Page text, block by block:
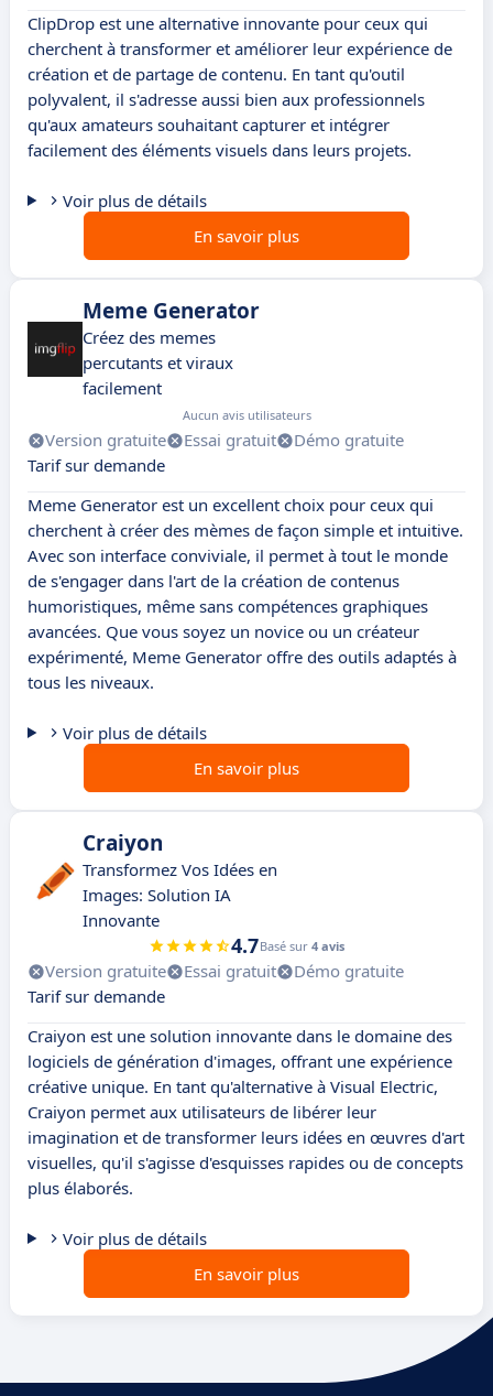
ClipDrop est une alternative innovante pour ceux qui
cherchent à transformer et améliorer leur expérience de
création et de partage de contenu. En tant qu'outil
polyvalent, il s'adresse aussi bien aux professionnels
qu'aux amateurs souhaitant capturer et intégrer
facilement des éléments visuels dans leurs projets.
Voir plus de détails
En savoir plus
Meme Generator
Créez des memes
percutants et viraux
facilement
Aucun avis utilisateurs
Version gratuite Essai gratuit
Démo gratuite
Tarif sur demande
Meme Generator est un excellent choix pour ceux qui
cherchent à créer des mèmes de façon simple et intuitive.
Avec son interface conviviale, il permet à tout le monde
de s'engager dans l'art de la création de contenus
humoristiques, même sans compétences graphiques
avancées. Que vous soyez un novice ou un créateur
expérimenté, Meme Generator offre des outils adaptés à
tous les niveaux.
Voir plus de détails
En savoir plus
Craiyon
Transformez Vos Idées en
Images: Solution IA
Innovante
4.7Basé sur 4 avis
Version gratuite Essai gratuit
Démo gratuite
Tarif sur demande
Craiyon est une solution innovante dans le domaine des
logiciels de génération d'images, offrant une expérience
créative unique. En tant qu'alternative à Visual Electric,
Craiyon permet aux utilisateurs de libérer leur
imagination et de transformer leurs idées en œuvres d'art
visuelles, qu'il s'agisse d'esquisses rapides ou de concepts
plus élaborés.
Voir plus de détails
En savoir plus